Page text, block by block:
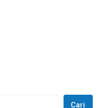
Cari